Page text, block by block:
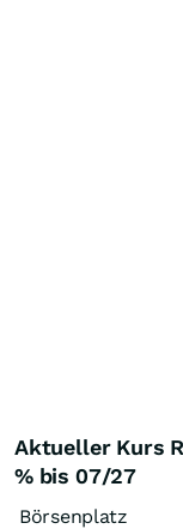
Aktueller Kurs
% bis 07/27
Börsenplatz